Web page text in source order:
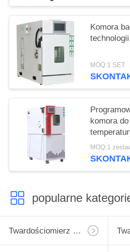
Komora
MOQ:1 SET
komora
MOQ:1
popularne
Twardościomierz Micro Vickers